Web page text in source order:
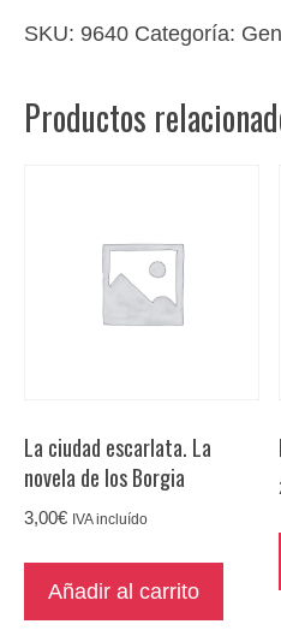
(el
griego)
/
cuatro).
cantidad
SKU: 9640 Categoría:
Productos
La ciudad escarlata. La
novela de los Borgia
3,00€ IVA incluído
Añadir al carrito